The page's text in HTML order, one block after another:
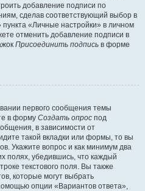
добавление подписи по
сделав соответствующий выбор в
«Личные настройки» в личном
отменить добавление подписи в
Присоединить подпись в форме
первого сообщения темы
в форму Создать опрос под
в зависимости от
такой вкладки или формы, то вы
Укажите вопрос и как минимум два
полях, убедившись, что каждый
текстового поля. Вы также
которые могут выбрать
опции «Вариантов ответа»,